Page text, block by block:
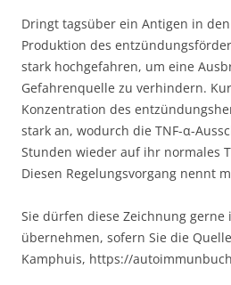
Dringt tagsüber ein Antigen in
Produktion des
stark hochgefahren, um eine
Gefahrenquelle zu verhindern.
Konzentration des
stark an, wodurch die TNF-α-
Stunden wieder auf ihr normales
Diesen Regelungsvorgang nennt
Sie dürfen diese Zeichnung gerne
übernehmen, sofern Sie die
Kamphuis, https://